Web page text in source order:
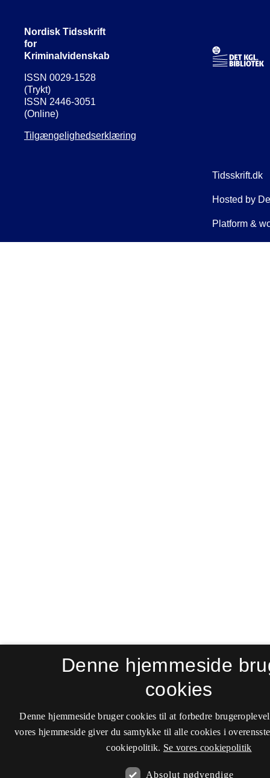
Nordisk Tidsskrift
for
Kriminalvidenskab
ISSN 0029-1528
(Trykt)
ISSN 2446-3051
(Online)
Tilgængelighedserklæring
Denne hjemmeside
cookies
Denne hjemmeside bruger cookies til at forbedre
vores hjemmeside giver du samtykke til alle cookies i
cookiepolitik. Se vores cookiepolitik
Absolut nødvendige